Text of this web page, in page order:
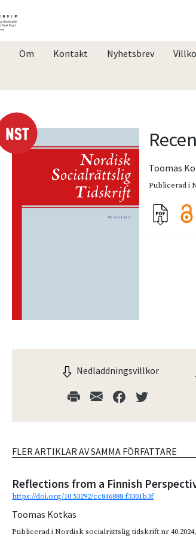
Om Kontakt Nyhetsbrev
Toomas
Publicerad i
Nedladdningsvillkor
FLER ARTIKLAR AV SAMMA FÖRFATTARE
Reflections from a Finnish
https://doi.org/10.53292/cc846888.f3301b3f
Toomas Kotkas
Publicerad iNordisk socialrättslig tidskrift nr 40.2024